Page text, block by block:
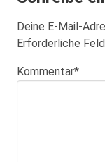
Deine E-Mail-
Erforderliche
Kommentar*